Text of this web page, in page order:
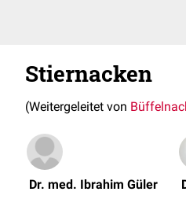
Stiernacken
(Weitergeleitet von
Dr. med. Ibrahim Güler